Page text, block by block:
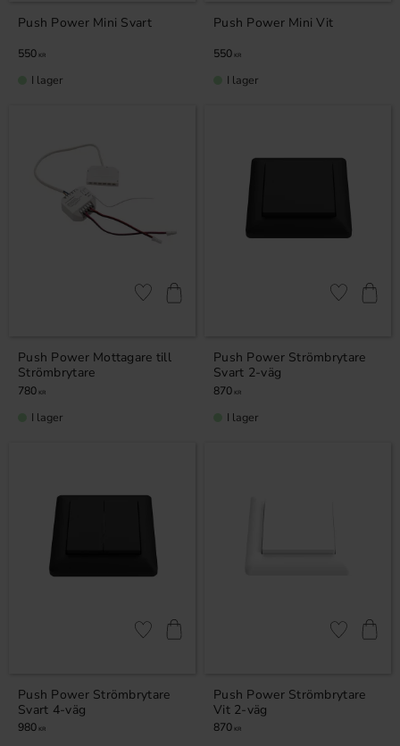
Push Power Mini Svart
550 KR
I lager
Push Power Mini Vit
550 KR
I lager
Push Power Mottagare till
Strömbrytare
780 KR
Lägg till i favoriter
I lager
Push Power Strömbrytare
Svart 2-väg
870 KR
Lägg till i
I lager
Push Power Strömbrytare
Svart 4-väg
980 KR
Lägg till i favoriter
Push Power Strömbrytare
Vit 2-väg
870 KR
Lägg till i